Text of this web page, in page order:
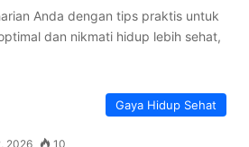
Anda dengan tips praktis untuk
dan nikmati hidup lebih sehat,
Gaya Hidup Sehat
2026 10